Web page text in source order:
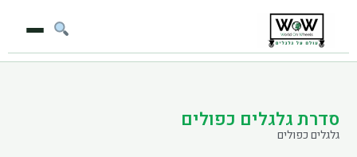
סמן כותרות
settings צבע רקע
סדרת גלגלים כפולים
גלגלים כפולים